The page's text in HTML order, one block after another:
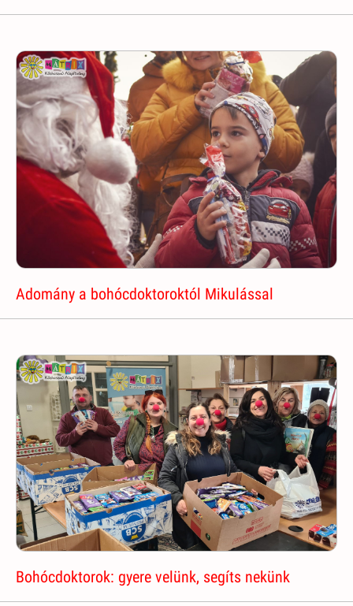
Adomány a bohócdoktoroktól Mikulással
Bohócdoktorok: gyere velünk, segíts nekünk